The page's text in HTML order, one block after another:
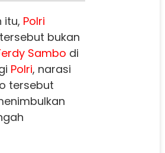
itu, Polri
bukan
Sambo di
Polri, narasi
tersebut